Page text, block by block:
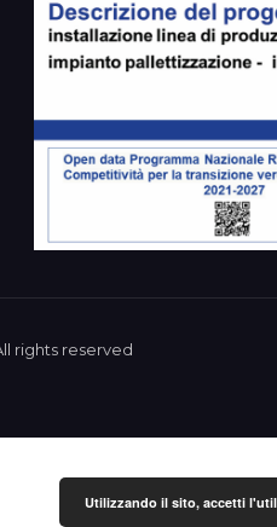
rights reserved
Utilizzando il sito, accetti